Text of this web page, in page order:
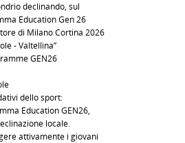
declinando, sul
Education Gen 26
di Milano Cortina 2026
- Valtellina”
GEN26
dello sport:
Education GEN26,
locale.
attivamente i giovani